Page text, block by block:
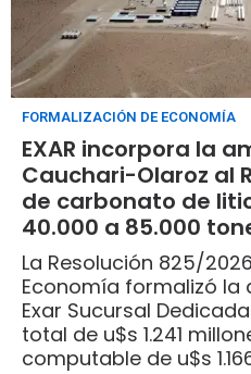
FORMALIZACIÓN DE ECONOMÍA
EXAR incorpora la
Cauchari-Olaroz al
de carbonato de
40.000 a 85.000
La Resolución 825/
Economía formalizó la
Exar Sucursal
total de u$s 1.241
computable de u$s